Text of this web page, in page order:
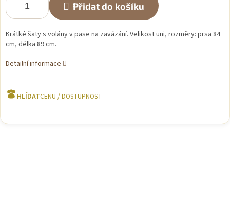
Přidat do košíku
Krátké šaty s volány v pase na zavázání. Velikost uni, rozměry: prsa 84
cm, délka 89 cm.
Detailní informace
HLÍDAT